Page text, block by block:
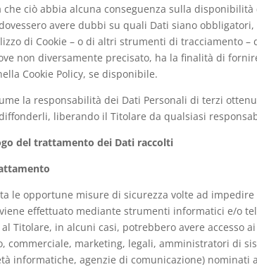
che ciò abbia alcuna conseguenza sulla
avere dubbi su quali Dati siano
di Cookie – o di altri strumenti di tracciamento
non diversamente precisato, ha la finalità di
Cookie Policy, se disponibile.
la responsabilità dei Dati Personali di terzi
liberando il Titolare da qualsiasi
del trattamento dei Dati raccolti
le opportune misure di sicurezza volte ad
effettuato mediante strumenti informatici e/o
Titolare, in alcuni casi, potrebbero avere accesso
commerciale, marketing, legali, amministratori di
informatiche, agenzie di comunicazione) nominati